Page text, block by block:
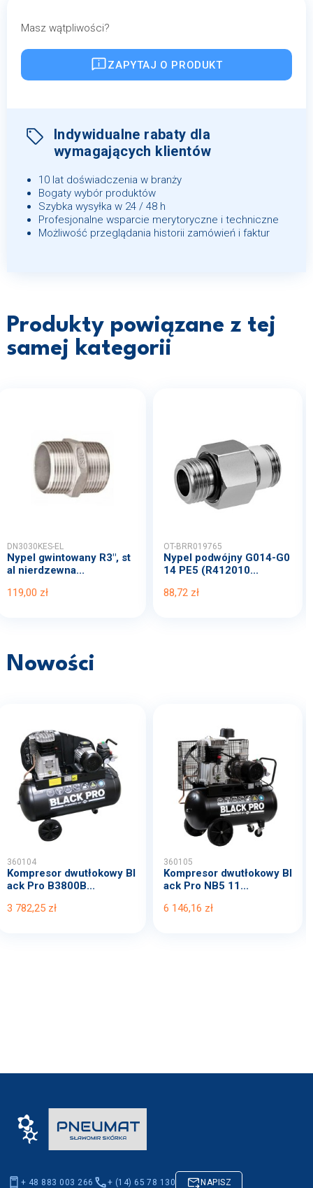
Masz wątpliwości?
ZAPYTAJ O PRODUKT
Indywidualne rabaty dla
wymagających klientów
10 lat doświadczenia w branży
Bogaty wybór produktów
Szybka wysyłka w 24 / 48 h
Profesjonalne wsparcie merytoryczne i techniczne
Możliwość przeglądania historii zamówień i faktur
Produkty powiązane z tej
samej kategorii
DN3030KES-EL
Nypel gwintowany R3", st
al nierdzewna...
119,00 zł
OT-BRR019765
Nypel podwójny G014-G0
14 PE5 (R412010...
88,72 zł
Nowości
360104
Kompresor dwutłokowy Bl
ack Pro B3800B...
3 782,25 zł
360105
Kompresor dwutłokowy Bl
ack Pro NB5 11...
6 146,16 zł
+ 48 883 003 266 + (14) 65 78 130 NAPISZ